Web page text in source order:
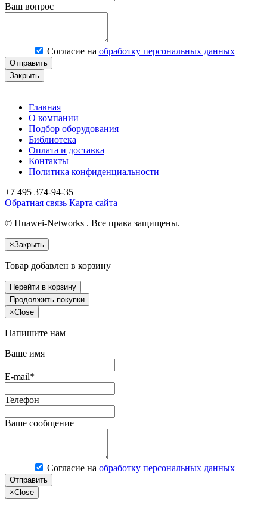
Ваш вопрос
Согласие на обработку персональных данных
Отправить
Закрыть
Главная
О компании
Подбор оборудования
Библиотека
Оплата и доставка
Контакты
Политика конфиденциальности
+7 495 374-94-35
Обратная связь Карта сайта
© Huawei-Networks . Все права защищены.
×Закрыть
Товар добавлен в корзину
Перейти в корзину
Продолжить покупки
×Close
Напишите нам
Ваше имя
E-mail*
Телефон
Ваше сообщение
Согласие на обработку персональных данных
Отправить
×Close